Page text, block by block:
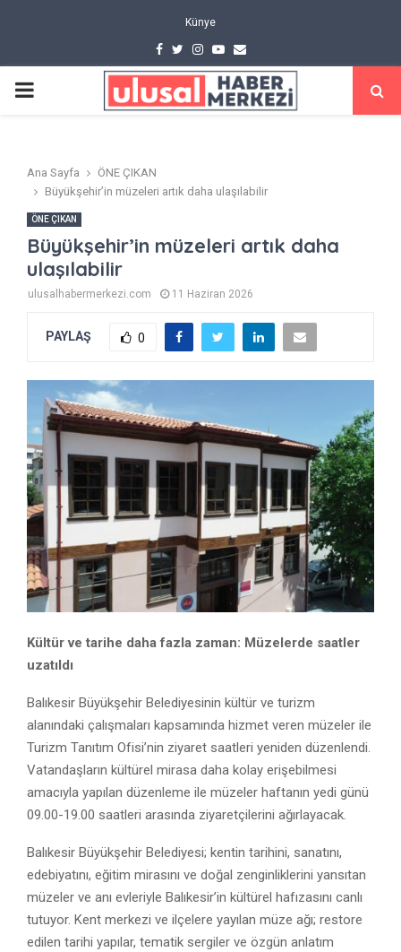
Künye
Facebook
TwitterInstagram
Youtube
Email
PRIMARY
Ana Sayfa
ÖNE ÇIKAN
Büyükşehir’in müzeleri artık daha ulaşılabilir
ÖNE ÇIKAN
Büyükşehir’in müzeleri artık daha
ulaşılabilir
ulusalhabermerkezi.com 11 Haziran 2026
PAYLAŞ 0
Kültür ve tarihe daha fazla zaman: Müzelerde saatler
uzatıldı
Balıkesir Büyükşehir Belediyesinin kültür ve turizm
alanındaki çalışmaları kapsamında hizmet veren müzeler ile
Turizm Tanıtım Ofisi’nin ziyaret saatleri yeniden düzenlendi.
Vatandaşların kültürel mirasa daha kolay erişebilmesi
amacıyla yapılan düzenleme ile müzeler haftanın yedi günü
09.00-19.00 saatleri arasında ziyaretçilerini ağırlayacak.
Balıkesir Büyükşehir Belediyesi; kentin tarihini, sanatını,
edebiyatını, eğitim mirasını ve doğal zenginliklerini yansıtan
müzeler ve anı evleriyle Balıkesir’in kültürel hafızasını canlı
tutuyor. Kent merkezi ve ilçelere yayılan müze ağı; restore
edilen tarihi yapılar, tematik sergiler ve özgün anlatım